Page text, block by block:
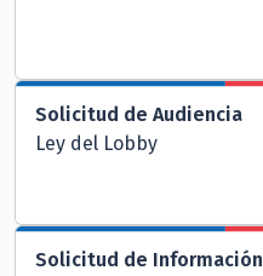
Solicitud de Audiencia
Ley del Lobby
Solicitud de Información